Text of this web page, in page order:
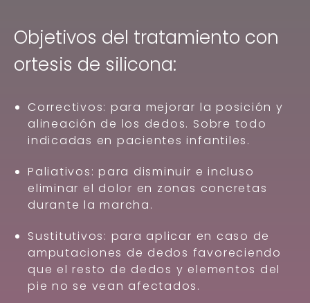
Objetivos del tratamiento con
ortesis de silicona:
Correctivos: para mejorar la posición y
alineación de los dedos. Sobre todo
indicadas en pacientes infantiles.
Paliativos: para disminuir e incluso
eliminar el dolor en zonas concretas
durante la marcha.
Sustitutivos: para aplicar en caso de
amputaciones de dedos favoreciendo
que el resto de dedos y elementos del
pie no se vean afectados.